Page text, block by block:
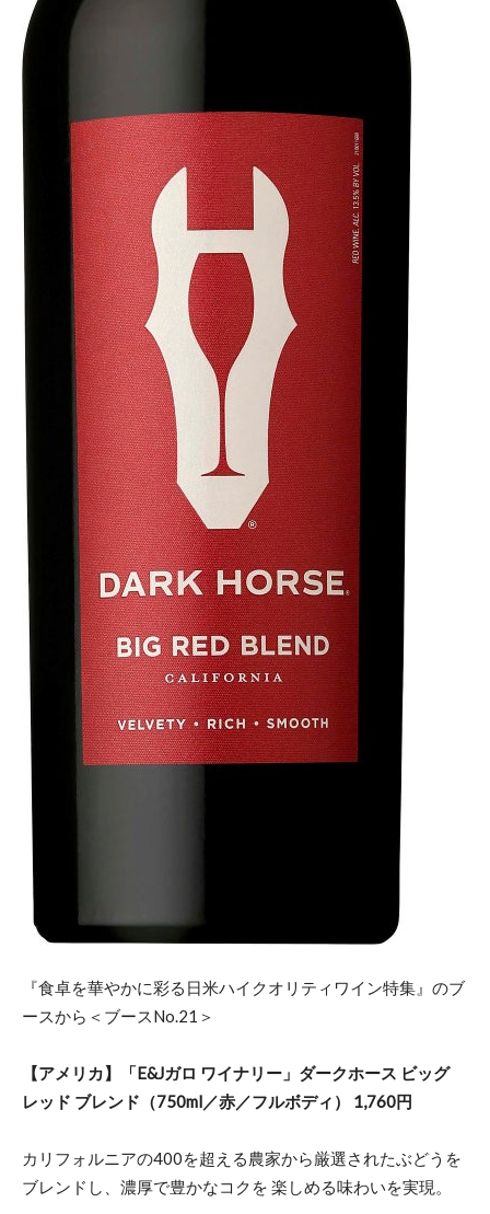
『食卓を華やかに彩る日米ハイクオリティワイン特集』のブ
ースから＜ブースNo.21＞
【アメリカ】「E&Jガロ ワイナリー」ダークホース ビッグ
レッド ブレンド（750ml／赤／フルボディ） 1,760円
カリフォルニアの400を超える農家から厳選されたぶどうを
ブレンドし、濃厚で豊かなコクを 楽しめる味わいを実現。